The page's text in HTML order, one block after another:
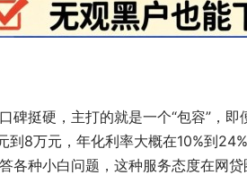
碑挺硬，主打的就是一个“包容”，
8万元，年化利率大概在10%到
各种小白问题，这种服务态度在网贷